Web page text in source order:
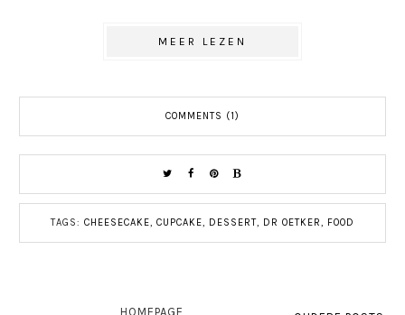
MEER LEZEN
COMMENTS (1)
TAGS: CHEESECAKE, CUPCAKE, DESSERT, DR OETKER, FOOD
HOMEPAGE